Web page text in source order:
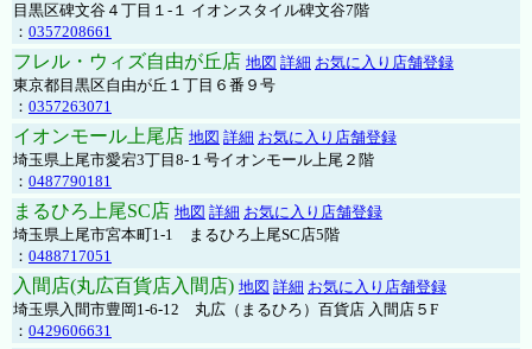
目黒区碑文谷４丁目１-１ イオンスタイル碑文谷7階
： 0357208661
フレル・ウィズ自由が丘店 地図 詳細 お気に入り店舗登録
東京都目黒区自由が丘１丁目６番９号
： 0357263071
イオンモール上尾店 地図 詳細 お気に入り店舗登録
埼玉県上尾市愛宕3丁目8-１号イオンモール上尾２階
： 0487790181
まるひろ上尾SC店 地図 詳細 お気に入り店舗登録
埼玉県上尾市宮本町1-1 まるひろ上尾SC店5階
： 0488717051
入間店(丸広百貨店入間店) 地図 詳細 お気に入り店舗登録
埼玉県入間市豊岡1-6-12 丸広（まるひろ）百貨店 入間店５F
： 0429606631